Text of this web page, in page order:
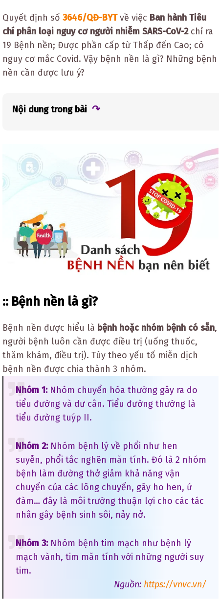
Quyết định số 3646/QĐ-BYTvề việc Ban hành Tiêu
chí phân loại nguy cơ người nhiễm SARS-CoV-2chỉ ra
19 Bệnh nền; Được phần cấp từ Thấp đến Cao; có
nguy cơ mắc Covid. Vậy bệnh nền là gì? Những bệnh
nền cần được lưu ý?
Nội dung trong bài
:: Bệnh nền là gì?
Bệnh nền được hiểu là bệnh hoặc nhóm bệnh có sẵn,
người bệnh luôn cần được điều trị (uống thuốc,
thăm khám, điều trị). Tùy theo yếu tố miễn dịch
bệnh nền được chia thành 3 nhóm.
Nhóm 1: Nhóm chuyển hóa thường gây ra do
tiểu đường và dư cân. Tiểu đường thường là
tiểu đường tuýp II.
Nhóm 2: Nhóm bệnh lý về phổi như hen
suyễn, phổi tắc nghẽn mãn tính. Đó là 2 nhóm
bệnh làm đường thở giảm khả năng vận
chuyển của các lông chuyển, gây ho hen, ứ
đàm… đây là môi trường thuận lợi cho các tác
nhân gây bệnh sinh sôi, nảy nở.
Nhóm 3: Nhóm bệnh tim mạch như bệnh lý
mạch vành, tim mãn tính với những người suy
tim.
Nguồn: https://vnvc.vn/